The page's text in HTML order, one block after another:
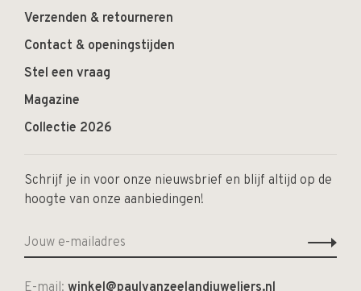
Verzenden & retourneren
Contact & openingstijden
Stel een vraag
Magazine
Collectie 2026
Schrijf je in voor onze nieuwsbrief en blijf altijd op de
hoogte van onze aanbiedingen!
E-mail: winkel@paulvanzeelandjuweliers.nl